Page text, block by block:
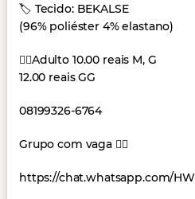
🏷️ Tecido: BEKALSE
(96% poliéster 4% elastano)
👉🏻Adulto 10.00 reais M, G
12.00 reais GG
08199326-6764
Grupo com vaga 👇🏻
https://chat.whatsapp.com/